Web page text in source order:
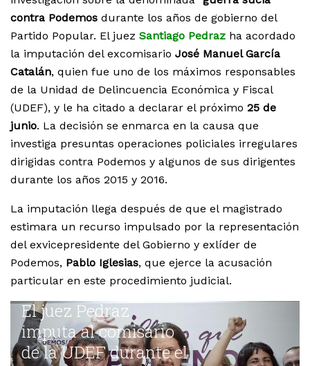
contra Podemos durante los años de gobierno del
Partido Popular. El juez Santiago Pedraz ha acordado
la imputación del excomisario José Manuel García
Catalán, quien fue uno de los máximos responsables
de la Unidad de Delincuencia Económica y Fiscal
(UDEF), y le ha citado a declarar el próximo 25 de
junio. La decisión se enmarca en la causa que
investiga presuntas operaciones policiales irregulares
dirigidas contra Podemos y algunos de sus dirigentes
durante los años 2015 y 2016.
La imputación llega después de que el magistrado
estimara un recurso impulsado por la representación
del exvicepresidente del Gobierno y exlíder de
Podemos, Pablo Iglesias, que ejerce la acusación
particular en este procedimiento judicial.